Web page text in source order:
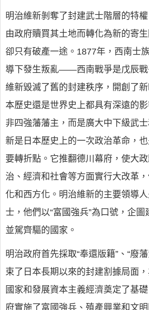
明治維新剝奪了封建武士階層的特
由政府贖買其土地而轉化為新的寄
卻只有破產一途。1877年，西南士
導下發生叛亂——西南戰爭是戊辰戰
維新毀滅了舊的封建秩序，開創了
本歷史還是世界史上都具有深遠的
非四強藩藩主，而是廣大中下級武
新是日本歷史上的一次政治革命，
要轉折點。它推翻德川幕府，使大
治、經濟和社會等方面實行大改革
化和西方化。明治維新的主要領導
士，他們以“富國強兵”為口號，企
並駕齊驅的國家。
明治政府首先採取“奉還版籍”、“廢
束了日本長期以來的封建割據局面
國家和發展資本主義經濟奠定了基
府實施了富國強兵、殖產興業和文